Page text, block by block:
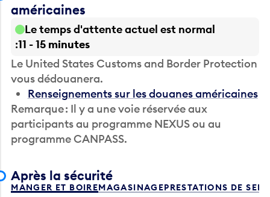
américaines
Le temps d'attente actuel est normal
11 - 15 minutes
Le United States Customs and Border Protection
vous dédouanera.
Renseignements sur les douanes américaines
Remarque : Il y a une voie réservée aux
participants au programme NEXUS ou au
programme CANPASS.
Après la sécurité
MANGER ET BOIREMAGASINAGEPRESTATIONS DE